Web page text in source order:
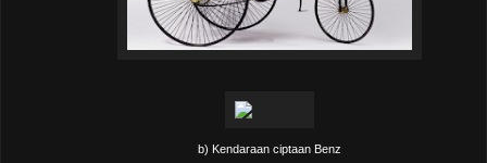
b) Kendaraan ciptaan Benz